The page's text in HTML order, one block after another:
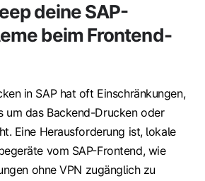
deine SAP-
beim Frontend-
in SAP hat oft Einschränkungen,
um das Backend-Drucken oder
Eine Herausforderung ist, lokale
vom SAP-Frontend, wie
ohne VPN zugänglich zu